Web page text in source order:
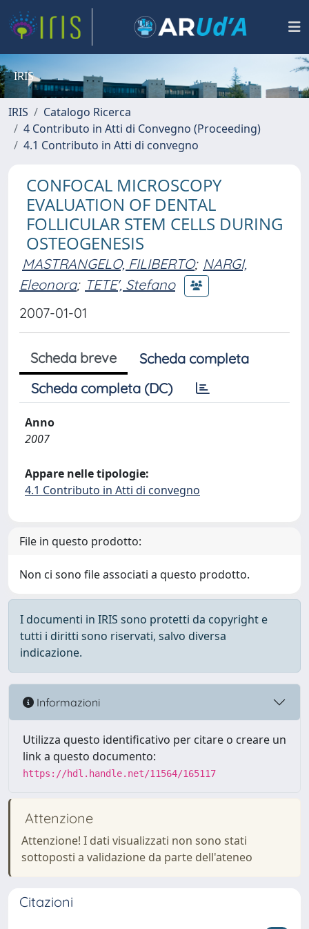
IRIS
IRIS
Catalogo Ricerca
4 Contributo in Atti di Convegno (Proceeding)
4.1 Contributo in Atti di convegno
CONFOCAL MICROSCOPY
EVALUATION OF DENTAL
FOLLICULAR STEM CELLS DURING
OSTEOGENESIS
MASTRANGELO, FILIBERTO; NARGI,
Eleonora; TETE', Stefano
2007-01-01
Scheda breve
Scheda completa
Scheda completa (DC)
Anno
2007
Appare nelle tipologie:
4.1 Contributo in Atti di convegno
File in questo prodotto:
Non ci sono file associati a questo prodotto.
I documenti in IRIS sono protetti da copyright e
tutti i diritti sono riservati, salvo diversa
indicazione.
Informazioni
Utilizza questo identificativo per citare o creare un
link a questo documento:
https://hdl.handle.net/11564/165117
Attenzione
Attenzione! I dati visualizzati non sono stati
sottoposti a validazione da parte dell'ateneo
Citazioni